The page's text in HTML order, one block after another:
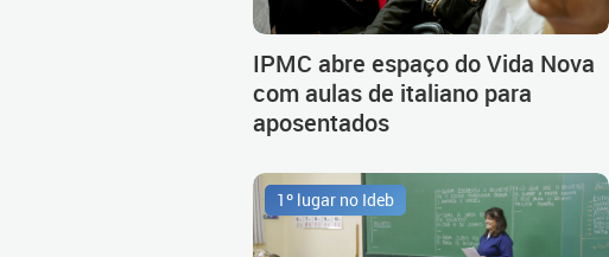
IPMC abre espaço do Vida Nova
com aulas de italiano para
aposentados
1º lugar no Ideb